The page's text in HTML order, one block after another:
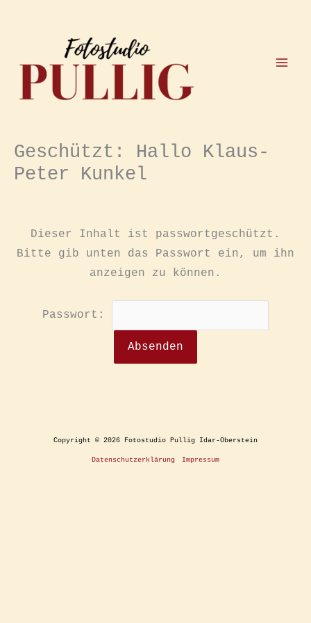
Geschützt: Hallo Klaus-
Peter Kunkel
Dieser Inhalt ist passwortgeschützt.
Bitte gib unten das Passwort ein, um ihn
anzeigen zu können.
Passwort:
Copyright © 2026 Fotostudio Pullig Idar-Oberstein
Datenschutzerklärung Impressum